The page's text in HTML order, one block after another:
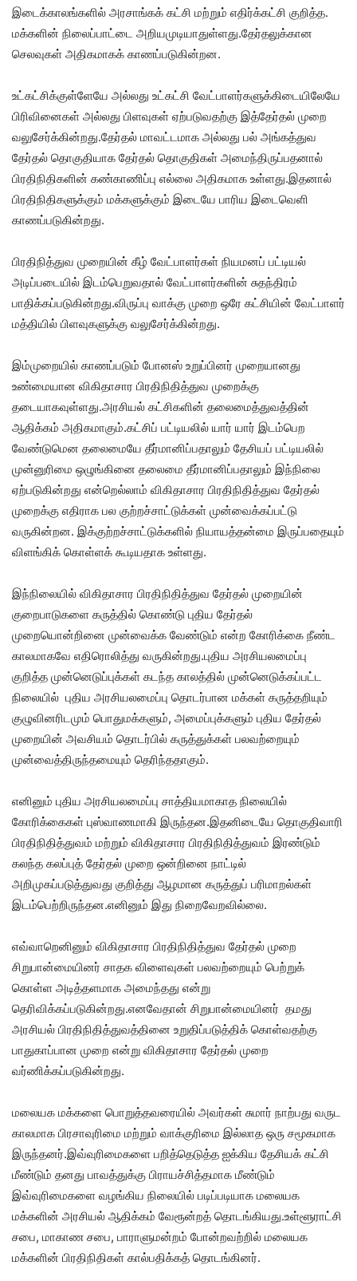
இடைக்காலங்களில் அரசாங்கக் கட்சி மற்றும் எதிர்க்கட்சி குறித்த.
மக்களின் நிலைப்பாட்டை அறியமுடியாதுள்ளது.தேர்தலுக்கான
செலவுகள் அதிகமாகக் காணப்படுகின்றன.
உட்கட்சிக்குள்ளேயே அல்லது உட்கட்சி வேட்பாளர்களுக்கிடையிலேயே
பிரிவினைகள் அல்லது பிளவுகள் ஏற்படுவதற்கு இத்தேர்தல் முறை
வலுசேர்க்கின்றது.தேர்தல் மாவட்டமாக அல்லது பல் அங்கத்துவ
தேர்தல் தொகுதியாக தேர்தல் தொகுதிகள் அமைந்திருப்பதனால்
பிரதிநிதிகளின் கண்காணிப்பு எல்லை அதிகமாக உள்ளது.இதனால்
பிரதிநிதிகளுக்கும் மக்களுக்கும் இடையே பாரிய இடைவெளி
காணப்படுகின்றது.
பிரதிநித்துவ முறையின் கீழ் வேட்பாளர்கள் நியமனப் பட்டியல்
அடிப்படையில் இடம்பெறுவதால் வேட்பாளர்களின் சுதந்திரம்
பாதிக்கப்படுகின்றது.விருப்பு வாக்கு முறை ஒரே கட்சியின் வேட்பாளர்
மத்தியில் பிளவுகளுக்கு வலுசேர்க்கின்றது.
இம்முறையில் காணப்படும் போனஸ் உறுப்பினர் முறையானது
உண்மையான விகிதாசார பிரதிநிதித்துவ முறைக்கு
தடையாகவுள்ளது.அரசியல் கட்சிகளின் தலைமைத்துவத்தின்
ஆதிக்கம் அதிகமாகும்.கட்சிப் பட்டியலில் யார் யார் இடம்பெற
வேண்டுமென தலைமையே தீர்மானிப்பதாலும் தேசியப் பட்டியலில்
முன்னுரிமை ஒழுங்கினை தலைமை தீர்மானிப்பதாலும் இந்நிலை
ஏற்படுகின்றது என்றெல்லாம் விகிதாசார பிரதிநிதித்துவ தேர்தல்
முறைக்கு எதிராக பல குற்றச்சாட்டுக்கள் முன்வைக்கப்பட்டு
வருகின்றன. இக்குற்றச்சாட்டுக்களில் நியாயத்தன்மை இருப்பதையும்
விளங்கிக் கொள்ளக் கூடியதாக உள்ளது.
இந்நிலையில் விகிதாசார பிரதிநிதித்துவ தேர்தல் முறையின்
குறைபாடுகளை கருத்தில் கொண்டு புதிய தேர்தல்
முறையொன்றினை முன்வைக்க வேண்டும் என்ற கோரிக்கை நீண்ட
காலமாகவே எதிரொலித்து வருகின்றது.புதிய அரசியலமைப்பு
குறித்த முன்னெடுப்புக்கள் கடந்த காலத்தில் முன்னெடுக்கப்பட்ட
நிலையில் புதிய அரசியலமைப்பு தொடர்பான மக்கள் கருத்தறியும்
குழுவினரிடமும் பொதுமக்களும், அமைப்புக்களும் புதிய தேர்தல்
முறையின் அவசியம் தொடர்பில் கருத்துக்கள் பலவற்றையும்
முன்வைத்திருந்தமையும் தெரிந்ததாகும்.
எனினும் புதிய அரசியலமைப்பு சாத்தியமாகாத நிலையில்
கோரிக்கைகள் புஸ்வாணமாகி இருந்தன.இதனிடையே தொகுதிவாரி
பிரதிநிதித்துவம் மற்றும் விகிதாசார பிரதிநிதித்துவம் இரண்டும்
கலந்த கலப்புத் தேர்தல் முறை ஒன்றினை நாட்டில்
அறிமுகப்படுத்துவது குறித்து ஆழமான கருத்துப் பரிமாறல்கள்
இடம்பெற்றிருந்தன.எனினும் இது நிறைவேறவில்லை.
எவ்வாறெனினும் விகிதாசார பிரதிநிதித்துவ தேர்தல் முறை
சிறுபான்மையினர் சாதக விளைவுகள் பலவற்றையும் பெற்றுக்
கொள்ள அடித்தளமாக அமைந்தது என்று
தெரிவிக்கப்படுகின்றது.எனவேதான் சிறுபான்மையினர் தமது
அரசியல் பிரதிநிதித்துவத்தினை உறுதிப்படுத்திக் கொள்வதற்கு
பாதுகாப்பான முறை என்று விகிதாசார தேர்தல் முறை
வர்ணிக்கப்படுகின்றது.
மலையக மக்களை பொறுத்தவரையில் அவர்கள் சுமார் நாற்பது வருட
காலமாக பிரசாவுரிமை மற்றும் வாக்குரிமை இல்லாத ஒரு சமூகமாக
இருந்தனர்.இவ்வுரிமைகளை பறித்தெடுத்த ஐக்கிய தேசியக் கட்சி
மீண்டும் தனது பாவத்துக்கு பிராயச்சித்தமாக மீண்டும்
இவ்வுரிமைகளை வழங்கிய நிலையில் படிப்படியாக மலையக
மக்களின் அரசியல் ஆதிக்கம் வேரூன்றத் தொடங்கியது.உள்ளூராட்சி
சபை, மாகாண சபை, பாராளுமன்றம் போன்றவற்றில் மலையக
மக்களின் பிரதிநிதிகள் கால்பதிக்கத் தொடங்கினர்.